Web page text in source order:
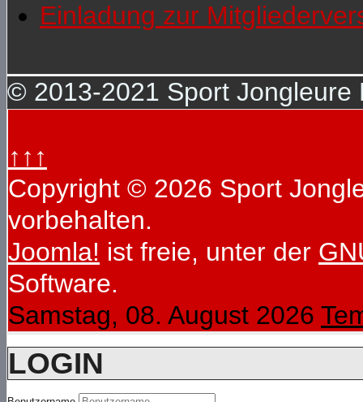
Einladung zur
© 2013-2021 Sport Jongleure
↑↑↑
Copyright © 2026 Sport
vorbehalten.
Joomla! ist freie, unter der
Software.
Samstag, 08. August 2026
LOGIN